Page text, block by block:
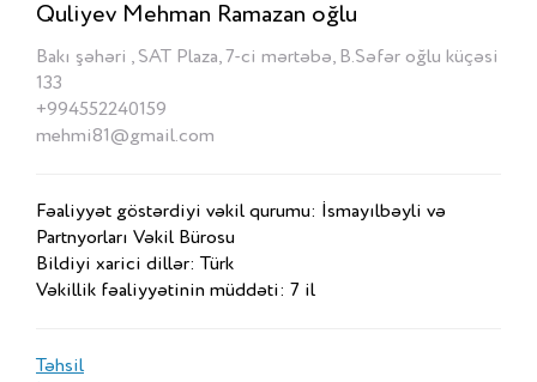
Quliyev Mehman Ramazan oğlu
Bakı şəhəri , SAT Plaza, 7-ci mərtəbə, B.Səfər oğlu küçəsi
133
+994552240159
mehmi81@gmail.com
Fəaliyyət göstərdiyi vəkil qurumu: İsmayılbəyli və
Partnyorları Vəkil Bürosu
Bildiyi xarici dillər: Türk
Vəkillik fəaliyyətinin müddəti: 7 il
Təhsil